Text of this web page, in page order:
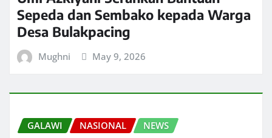
Sepeda dan Sembako kepada Warga
Desa Bulakpacing
Mughni May 9, 2026
GALAWI NASIONAL NEWS